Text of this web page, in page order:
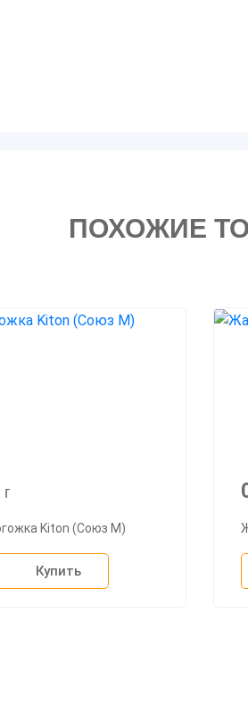
ПОХОЖИЕ
г
Kiton (Союз М)
Купить